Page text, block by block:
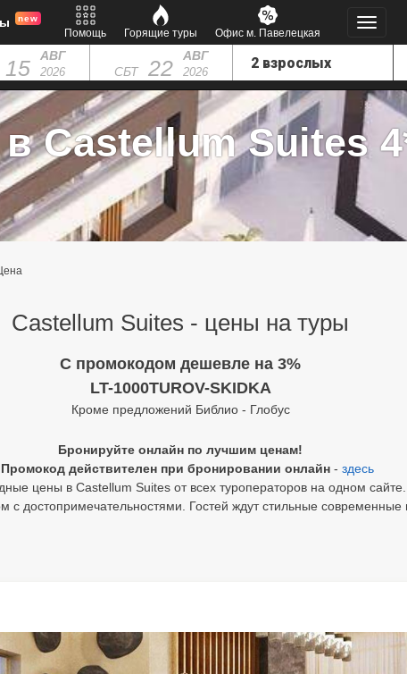
new
Помощь Горящие туры Офис м. Павелецкая
15 АВГ
2026 СБТ 22 АВГ
2026
Castellum Suites
Castellum Suites - цены на туры
C промокодом дешевле на 3%
LT-1000TUROV-SKIDKA
Кроме предложений Библио - Глобус
Бронируйте онлайн по лучшим ценам!
Промокод действителен при бронировании онлайн - здесь
цены в Castellum Suites от всех туроператоров на одном сайте.
с достопримечательностями. Гостей ждут стильные